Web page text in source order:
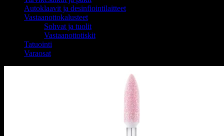
Autoklaavit ja desinfiointilaitteet
Vastaanottokalusteet
Sohvat ja tuolit
Vastaanottotiskit
Tatuointi
Varaosat